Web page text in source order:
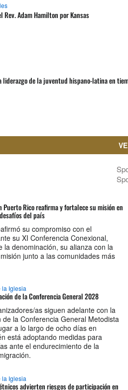
Rev. Adam Hamilton por Kansas
liderazgo de la juventud hispano-latina en
Puerto Rico reafirma y fortalece su misión en
del país
su compromiso con el
su XI Conferencia Conexional,
la denominación, su alianza con la
junto a las comunidades más
la Iglesia
de la Conferencia General 2028
as siguen adelante con la
de la Conferencia General Metodista
a lo largo de ocho días en
está adoptando medidas para
ante el endurecimiento de la
la Iglesia
advierten riesgos de participación en